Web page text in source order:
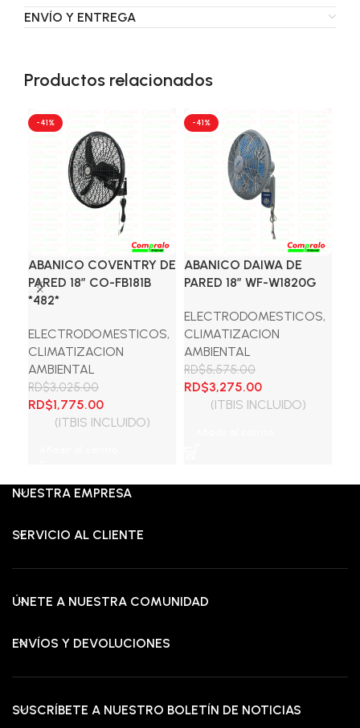
ENVÍO Y ENTREGA
Productos relacionados
-41%
ABANICO COVENTRY DE
PARED 18″ CO-FB181B
*482*
ELECTRODOMESTICOS,
CLIMATIZACION
AMBIENTAL
RD$3,025.00
El
precio
RD$1,775.00El
precio
(ITBIS INCLUIDO)
-41%
ABANICO DAIWA DE
PARED 18″ WF-W1820G
ELECTRODOMESTICOS,
CLIMATIZACION
AMBIENTAL
RD$5,575.00
El
precio
RD$3,275.00El
precio
(ITBIS INCLUIDO)
NUESTRA EMPRESA
SERVICIO AL CLIENTE
ÚNETE A NUESTRA COMUNIDAD
ENVÍOS Y DEVOLUCIONES
SUSCRÍBETE A NUESTRO BOLETÍN DE NOTICIAS